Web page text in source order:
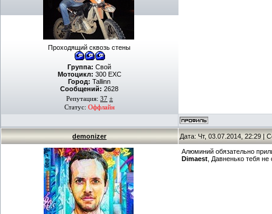
Проходящий сквозь стены
Группа: Свой
Мотоцикл: 300 EXC
Город: Tallinn
Сообщений: 2628
Репутация: 37 ±
Статус: Оффлайн
demonizer Дата: Чт, 03.07.2014, 22:29 |
Алюминий обязательно
Dimaest , Давненько тебя